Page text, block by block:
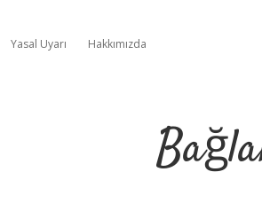
Yasal Uyarı Hakkımızda